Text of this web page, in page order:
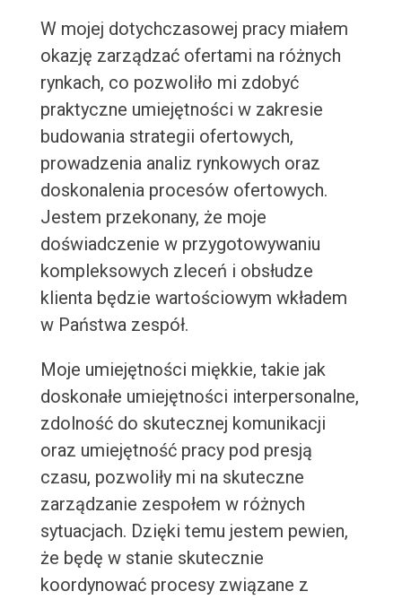
W mojej dotychczasowej pracy miałem
okazję zarządzać ofertami na różnych
rynkach, co pozwoliło mi zdobyć
praktyczne umiejętności w zakresie
budowania strategii ofertowych,
prowadzenia analiz rynkowych oraz
doskonalenia procesów ofertowych.
Jestem przekonany, że moje
doświadczenie w przygotowywaniu
kompleksowych zleceń i obsłudze
klienta będzie wartościowym wkładem
w Państwa zespół.
Moje umiejętności miękkie, takie jak
doskonałe umiejętności interpersonalne,
zdolność do skutecznej komunikacji
oraz umiejętność pracy pod presją
czasu, pozwoliły mi na skuteczne
zarządzanie zespołem w różnych
sytuacjach. Dzięki temu jestem pewien,
że będę w stanie skutecznie
koordynować procesy związane z